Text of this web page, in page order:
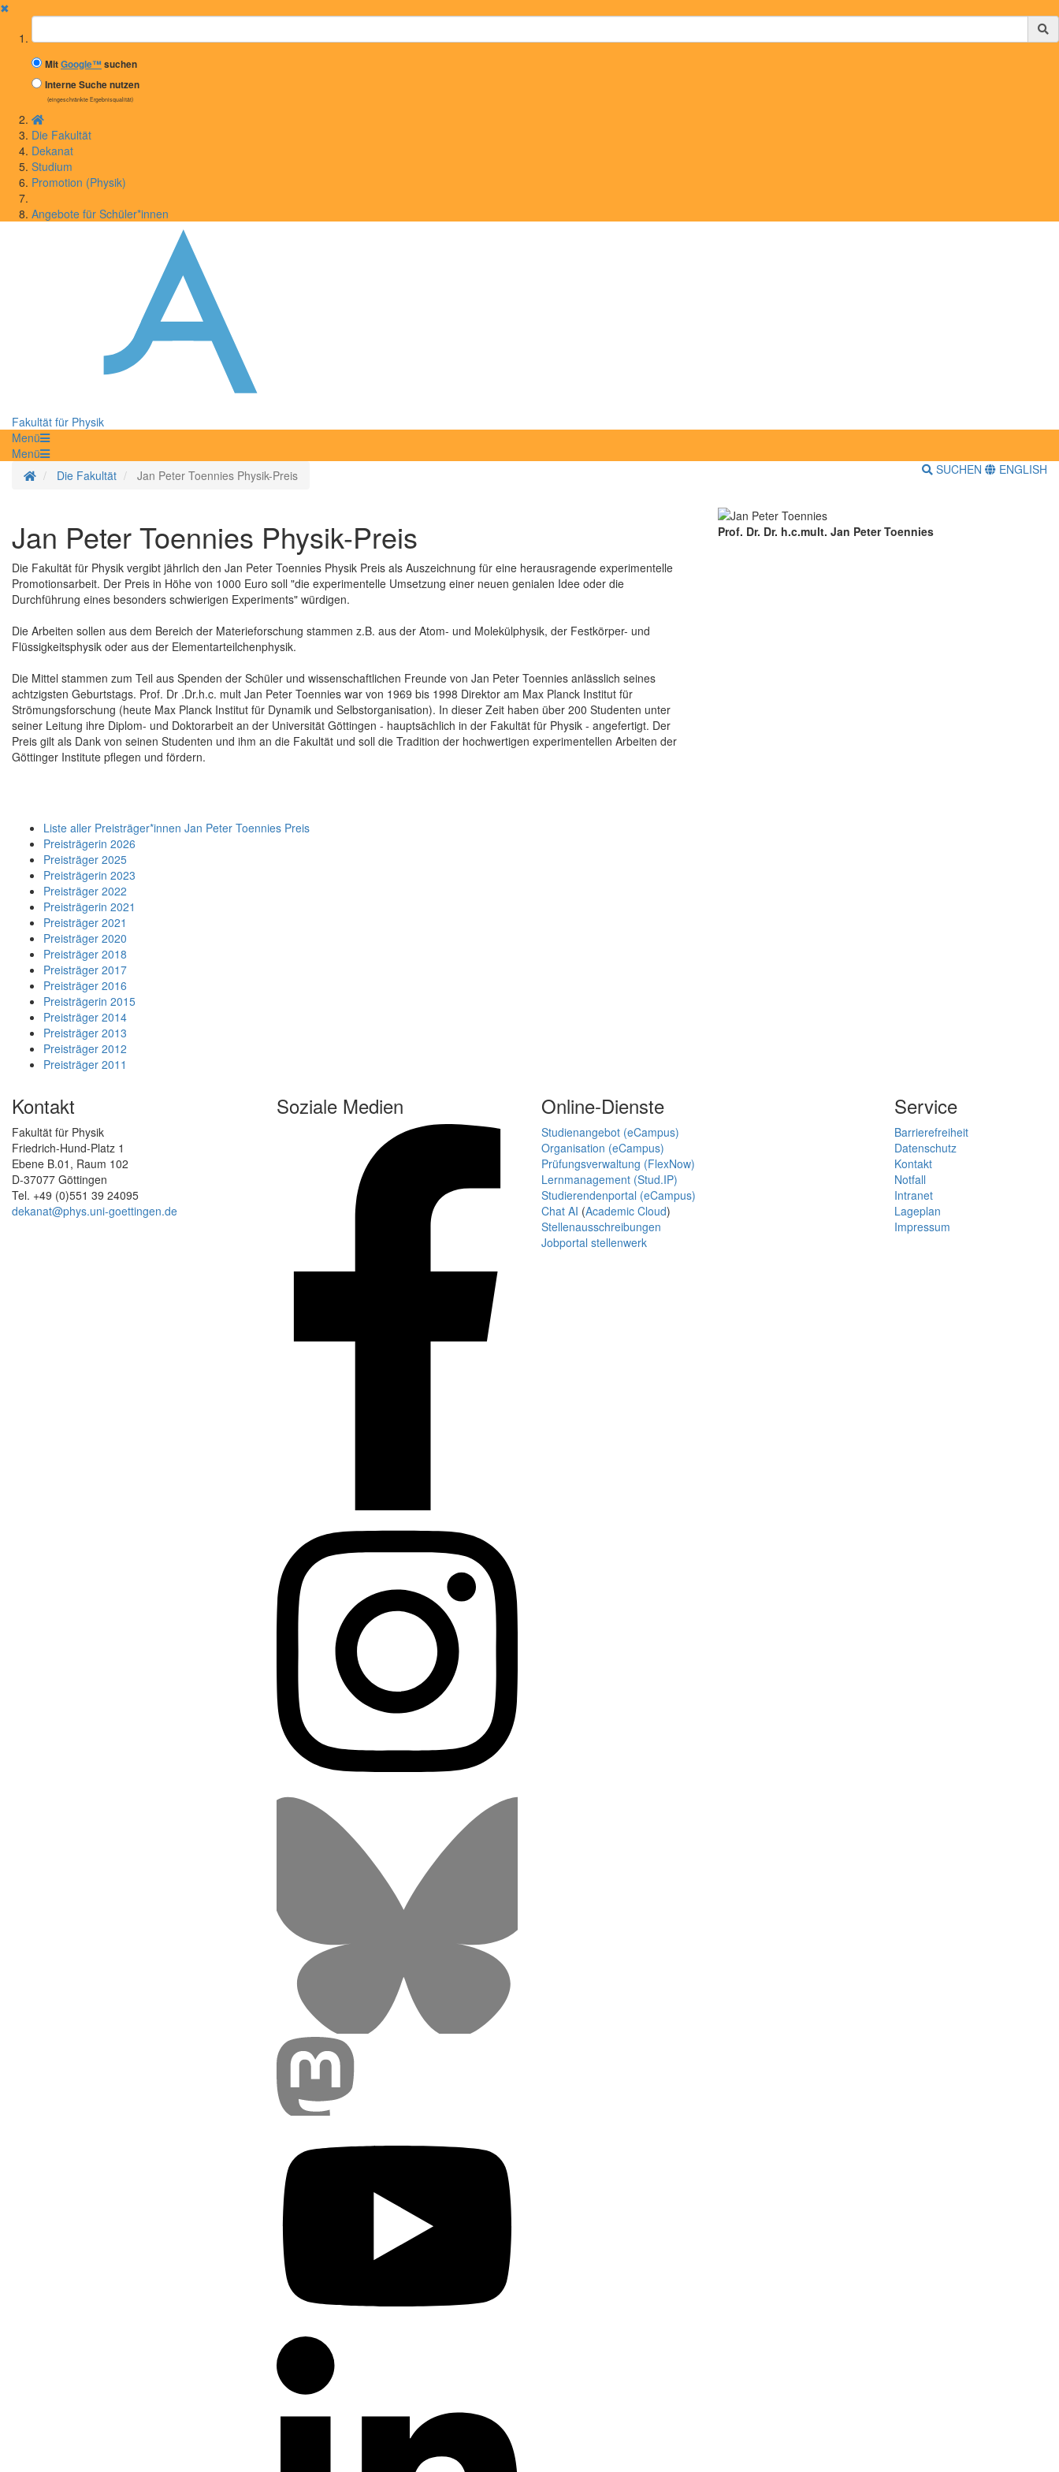
✖
Suchbegriff
MitGoogle™suchen
Interne Suche nutzen
(eingeschränkte Ergebnisqualität)
Die Fakultät
Dekanat
Studium
Promotion (Physik)
Angebote für Schüler*innen
Fakultät für Physik
Menü
Menü
StartseiteDie Fakultät Jan Peter Toennies Physik-Preis SUCHEN ENGLISH
Jan Peter Toennies Physik-Preis
Die Fakultät für Physik vergibt jährlich den Jan Peter Toennies Physik Preis als Auszeichnung für eine herausragende experimentelle
Promotionsarbeit. Der Preis in Höhe von 1000 Euro soll "die experimentelle Umsetzung einer neuen genialen Idee oder die
Durchführung eines besonders schwierigen Experiments" würdigen.
Die Arbeiten sollen aus dem Bereich der Materieforschung stammen z.B. aus der Atom- und Molekülphysik, der Festkörper- und
Flüssigkeitsphysik oder aus der Elementarteilchenphysik.
Die Mittel stammen zum Teil aus Spenden der Schüler und wissenschaftlichen Freunde von Jan Peter Toennies anlässlich seines
achtzigsten Geburtstags. Prof. Dr .Dr.h.c. mult Jan Peter Toennies war von 1969 bis 1998 Direktor am Max Planck Institut für
Strömungsforschung (heute Max Planck Institut für Dynamik und Selbstorganisation). In dieser Zeit haben über 200 Studenten unter
seiner Leitung ihre Diplom- und Doktorarbeit an der Universität Göttingen - hauptsächlich in der Fakultät für Physik - angefertigt. Der
Preis gilt als Dank von seinen Studenten und ihm an die Fakultät und soll die Tradition der hochwertigen experimentellen Arbeiten der
Göttinger Institute pflegen und fördern.
Liste aller Preisträger*innen Jan Peter Toennies Preis
Preisträgerin 2026
Preisträger 2025
Preisträgerin 2023
Preisträger 2022
Preisträgerin 2021
Preisträger 2021
Preisträger 2020
Preisträger 2018
Preisträger 2017
Preisträger 2016
Preisträgerin 2015
Preisträger 2014
Preisträger 2013
Preisträger 2012
Preisträger 2011
Prof. Dr. Dr. h.c.mult. Jan Peter Toennies
Kontakt
Fakultät für Physik
Friedrich-Hund-Platz 1
Ebene B.01, Raum 102
D-37077 Göttingen
Tel. +49 (0)551 39 24095
dekanat@phys.uni-goettingen.de
Soziale Medien Online-Dienste
Studienangebot (eCampus)
Organisation (eCampus)
Prüfungsverwaltung (FlexNow)
Lernmanagement (Stud.IP)
Studierendenportal (eCampus)
Chat AI (Academic Cloud)
Stellenausschreibungen
Jobportal stellenwerk
Service
Barrierefreiheit
Datenschutz
Kontakt
Notfall
Intranet
Lageplan
Impressum